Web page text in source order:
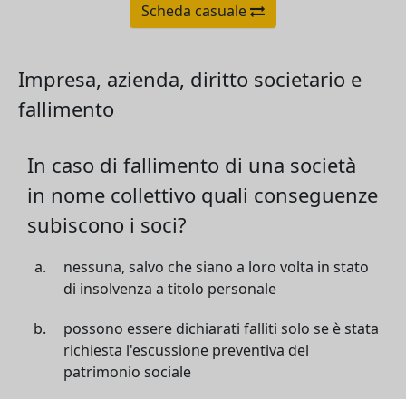
Scheda casuale
Impresa, azienda, diritto societario e
fallimento
In caso di fallimento di una società
in nome collettivo quali conseguenze
subiscono i soci?
nessuna, salvo che siano a loro volta in stato
di insolvenza a titolo personale
possono essere dichiarati falliti solo se è stata
richiesta l'escussione preventiva del
patrimonio sociale